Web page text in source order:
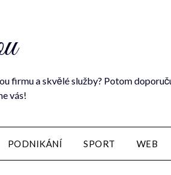
firmu a skvělé služby? Potom
vás!
PODNIKÁNÍ SPORT WEB